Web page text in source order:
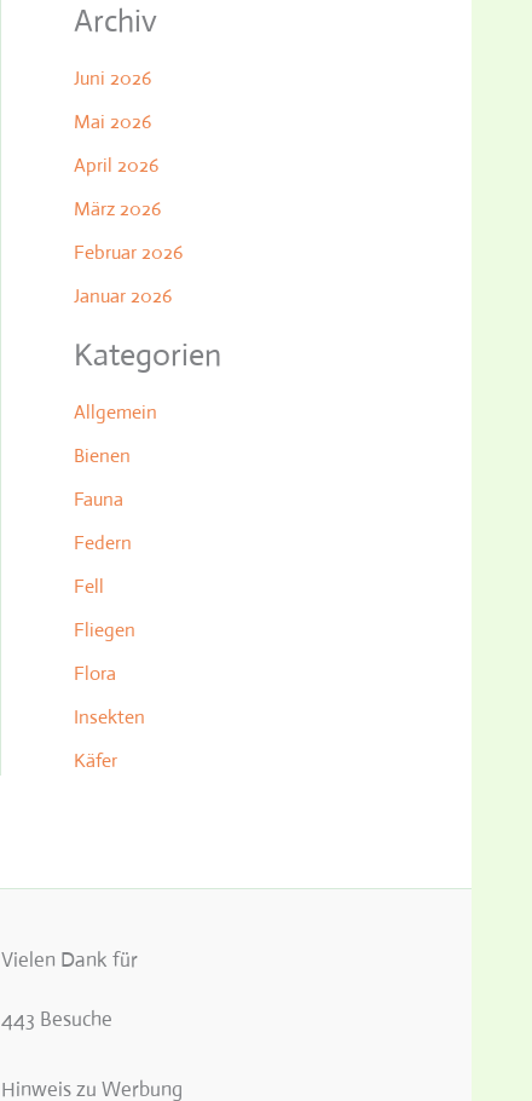
Archiv
Juni 2026
Mai 2026
April 2026
März 2026
Februar 2026
Januar 2026
Kategorien
Allgemein
Bienen
Fauna
Federn
Fell
Fliegen
Flora
Insekten
Käfer
Vielen Dank für
443 Besuche
Hinweis zu Werbung